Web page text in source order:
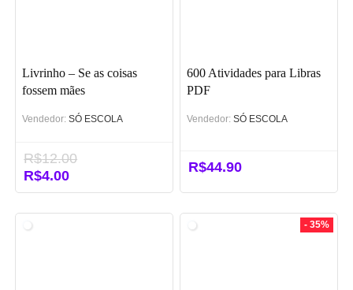
Livrinho – Se as coisas
fossem mães
Vendedor: SÓ ESCOLA
R$12.00
O
preço
R$4.00O
preço
600 Atividades para Libras
PDF
Vendedor: SÓ ESCOLA
R$44.90
- 35%